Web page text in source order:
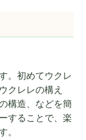
。初めてウクレ
クレレの構え
構造、などを簡
することで、楽
。